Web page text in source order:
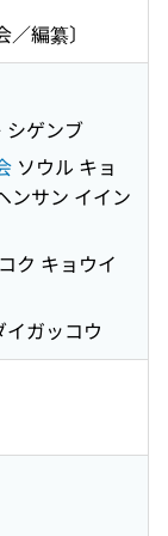
編纂〕
シゲンブ
ソウル キョ
ンサン イイン
ク キョウイ
ガッコウ